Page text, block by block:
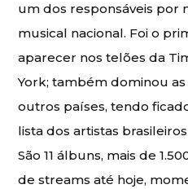
um dos responsáveis por
musical nacional. Foi o
aparecer nos telões da
York; também dominou
outros países, tendo
lista dos artistas
São 11 álbuns, mais de
de streams até hoje,